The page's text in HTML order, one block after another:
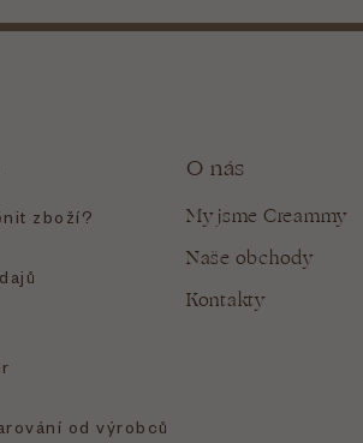
zboží?
od výrobců
O nás
My jsme Creammy
Naše obchody
Kontakty